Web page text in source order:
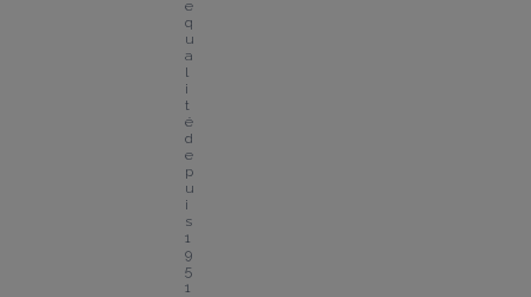
e
q
u
a
l
i
t
é
d
e
p
u
i
s
1
9
5
1